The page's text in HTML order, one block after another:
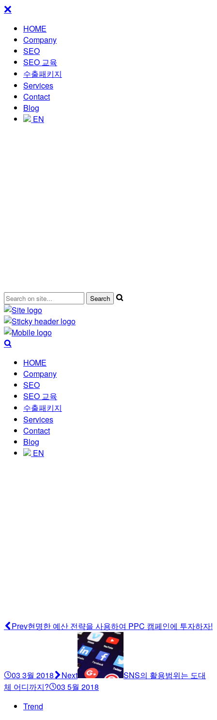
HOME
Company
SEO
SEO 교육
수출패키지
Services
Contact
Blog
EN
HOME
Company
SEO
SEO 교육
수출패키지
Services
Contact
Blog
EN
Prev현명한 예산 전략을 사용하여 PPC 캠페인에 투자하자!
03 3월 2018 Next
SNS의 활용범위는 도대
체 어디까지?
03 5월 2018
Trend